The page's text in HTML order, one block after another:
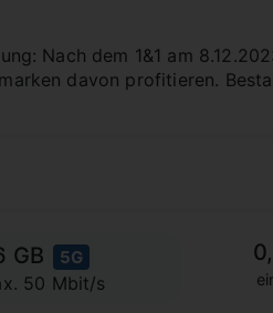
Nach dem 1&1 am
davon profitieren.
GB 5G
50 Mbit/s